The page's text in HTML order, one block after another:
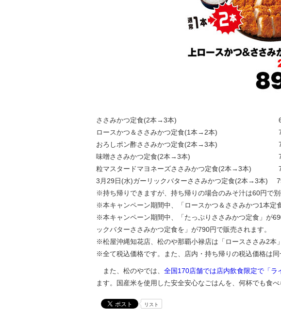
ささみかつ定食(2本→3本)
ロースかつ＆ささみかつ定食(1本→2本)
おろしポン酢ささみかつ定食(2本→3本)
味噌ささみかつ定食(2本→3本)
粒マスタードマヨネーズささみかつ定食(2本→3本)
3月29日(水)ガーリックバターささみかつ定食(2本→3本)
※持ち帰りできますが、持ち帰りの場合のみそ汁は60円で別
※本キャンペーン期間中、「ロースかつ＆ささみかつ1本定
※本キャンペーン期間中、「たっぷりささみかつ定食」が
ックバターささみかつ定食を」が790円で販売されます。
※松屋沖縄知花店、松のや那覇小禄店は「ロースささみ2本
※全て税込価格です。また、店内・持ち帰りの税込価格は同
また、松のやでは、 全国170店舗では店内飲食限定で「ラ
ます。国産米を使用した安全安心なごはんを、何杯でも食べ
リスト